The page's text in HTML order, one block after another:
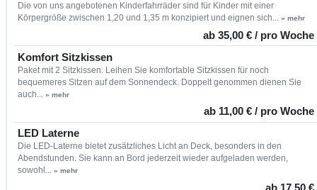
Die von uns angebotenen Kinderfahrräder sind für Kinder mit einer
Körpergröße zwischen 1,20 und 1,35 m konzipiert und eignen sich... » mehr
ab 35,00 € / pro Woche
Komfort Sitzkissen
Paket mit 2 Sitzkissen. Leihen Sie komfortable Sitzkissen für noch
bequemeres Sitzen auf dem Sonnendeck. Doppelt genommen dienen Sie
auch... » mehr
ab 11,00 € / pro Woche
LED Laterne
Die LED-Laterne bietet zusätzliches Licht an Deck, besonders in den
Abendstunden. Sie kann an Bord jederzeit wieder aufgeladen werden,
sowohl... » mehr
ab 17,50 €